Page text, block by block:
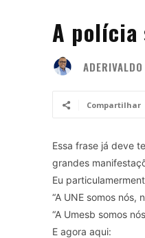
A polícia
Compartilhar
Essa frase já deve
grandes
Eu
“A UNE somos nós,
“A Umesb somos
E agora aqui: